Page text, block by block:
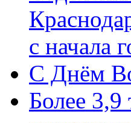
с начала
C Днём
Более 3,9